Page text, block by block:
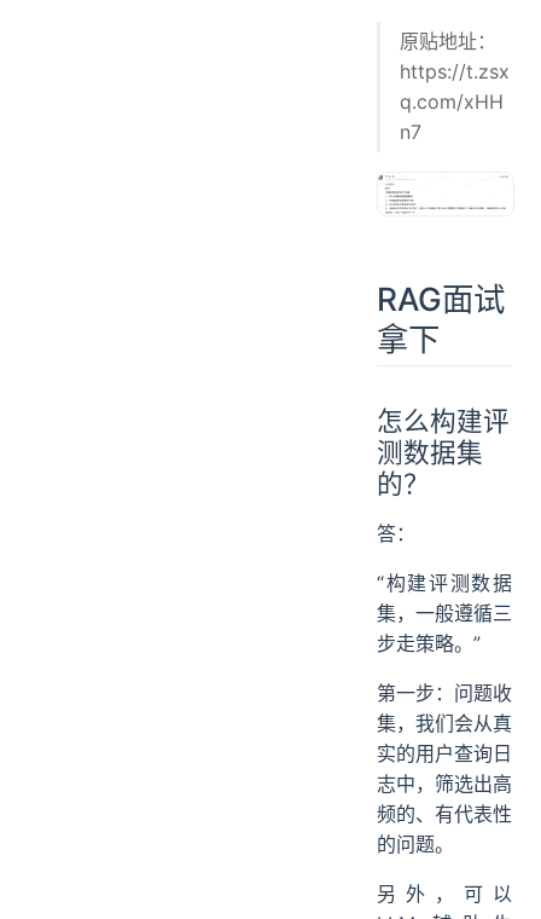
原贴地址：
https://t.zsx
q.com/xHH
n7
RAG面试
拿下
怎么构建评
测数据集
的？
答：
“构建评测数据
集，一般遵循三
步走策略。”
第一步：问题收
集，我们会从真
实的用户查询日
志中，筛选出高
频的、有代表性
的问题。
另外，可以